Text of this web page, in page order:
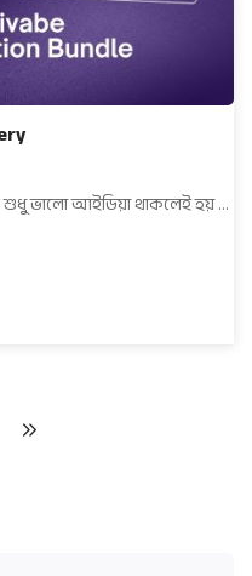
ভালো আইডিয়া থাকলেই হয় …